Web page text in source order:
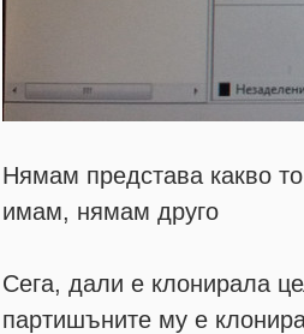
Нямам представа какво
имам, нямам друго
Сега, дали е клонирала
партишъните му е